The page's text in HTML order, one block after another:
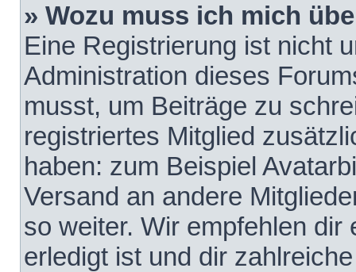
» Wozu muss ich mich
Eine Registrierung ist nicht
Administration dieses
musst, um Beiträge zu
registriertes Mitglied
haben: zum Beispiel
Versand an andere
so weiter. Wir empfehlen
erledigt ist und dir